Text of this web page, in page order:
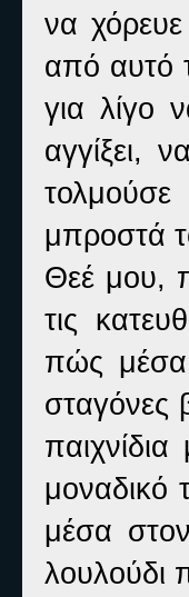
να
από αυτό
για λίγο
αγγίξει,
μπροστά
Θεέ μου,
τις
πώς μέσα
σταγόνες
μοναδικό
μέσα
λουλούδι